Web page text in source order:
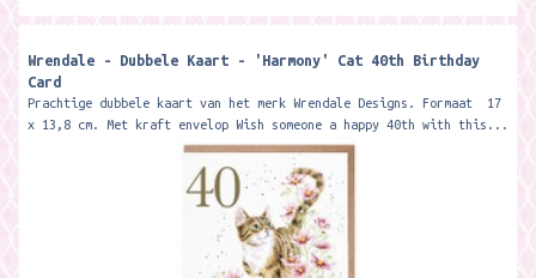
Wrendale - Dubbele Kaart - 'Harmony' Cat 40th Birthday
Card
Prachtige dubbele kaart van het merk Wrendale Designs. Formaat 17
x 13,8 cm. Met kraft envelop Wish someone a happy 40th with this...